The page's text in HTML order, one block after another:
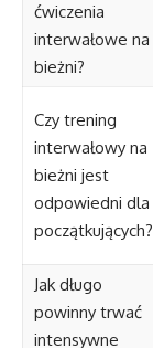
ćwiczenia
interwałowe na
bieżni?
Czy trening
interwałowy na
bieżni jest
odpowiedni dla
początkujących?
Jak długo
powinny trwać
intensywne